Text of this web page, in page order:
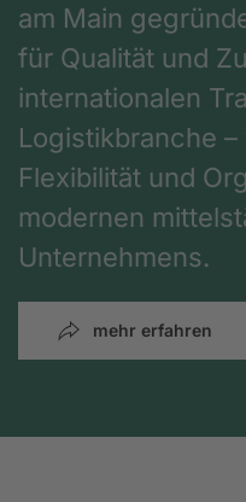
am Main
für Qualität und
internationalen
Logistikbranche
Flexibilität und
modernen
Unternehmens.
mehr erfahren